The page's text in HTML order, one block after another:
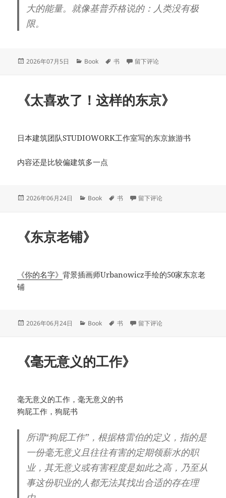
大的能量。就像基普乔格说的：人类没有极
限。
发
2026年07月5日
分
Book
标
书 于《跑步救我千千万万遍》
留下评论
《太喜欢了！这样的东京》
日本建筑团队STUDIOWORK工作室写的东京旅游书
内容还是比较偏建筑多一点
发
2026年06月24日
分
Book
标
书 于《太喜欢了！这样的东京》
留下评论
《东京老铺》
《你的名字》背景插画师Urbanowicz手绘的50家东京老
铺
发
2026年06月24日
分
Book
标
书 于《东京老铺》
留下评论
《毫无意义的工作》
毫无意义的工作，毫无意义的书
狗屁工作，狗屁书
所谓“狗屁工作”，根据格雷伯的定义，指的是
一份毫无意义且往往有害的定期领薪水的职
业，其无意义或有害程度是如此之高，乃至从
事这份职业的人都无法其找出合适的存在理